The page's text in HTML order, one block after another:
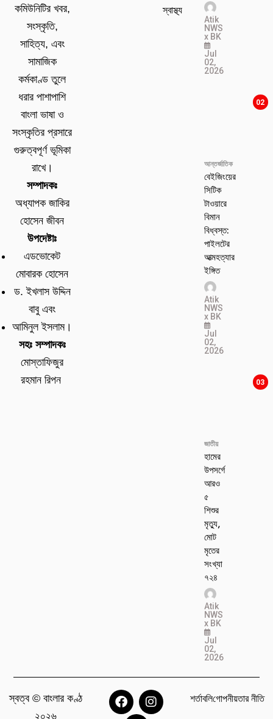
কমিউনিটির খবর,
সংস্কৃতি,
সাহিত্য, এবং
সামাজিক
কর্মকাণ্ড তুলে
ধরার পাশাপাশি
বাংলা ভাষা ও
সংস্কৃতির প্রসারে
গুরুত্বপূর্ণ ভূমিকা
রাখে।
সম্পাদকঃ
অধ্যাপক জাকির
হোসেন জীবন
উপদেষ্টাঃ
এডভোকেট
মোবারক হোসেন
ড. ইখলাস উদ্দিন
বাবু এবং
আমিনুল ইসলাম।
সহঃ সম্পাদকঃ
মোস্তাফিজুর
রহমান রিপন
স্বাস্থ্য
Atik
NWS
x BK
Jul
02,
2026
02
আন্তর্জাতিক
বেইজিংয়ের
সিটিক
টাওয়ারে
বিমান
বিধ্বস্ত:
পাইলটের
আত্মহত্যার
ইঙ্গিত
Atik
NWS
x BK
Jul
02,
2026
03
জাতীয়
হামের
উপসর্গে
আরও
৫
শিশুর
মৃত্যু,
মোট
মৃতের
সংখ্যা
৭২৪
Atik
NWS
x BK
Jul
02,
2026
স্বত্ব © বাংলার কণ্ঠ
২০২৬
শর্তাবলিগোপনীয়তার নীতি